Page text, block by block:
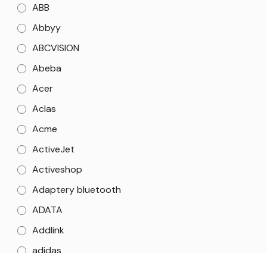
ABB
Abbyy
ABCVISION
Abeba
Acer
Aclas
Acme
ActiveJet
Activeshop
Adaptery bluetooth
ADATA
Addlink
adidas